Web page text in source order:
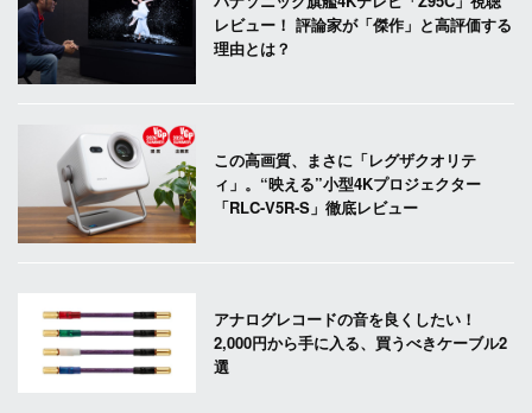
レビュー！ 評論家が「傑作」と高評価する
理由とは？
この高画質、まさに「レグザクオリテ
ィ」。“映える”小型4Kプロジェクター
「RLC-V5R-S」徹底レビュー
アナログレコードの音を良くしたい！
2,000円から手に入る、買うべきケーブル2
選